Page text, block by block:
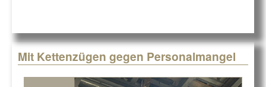
Mit Kettenzügen gegen Personalmangel